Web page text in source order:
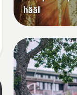
hääl